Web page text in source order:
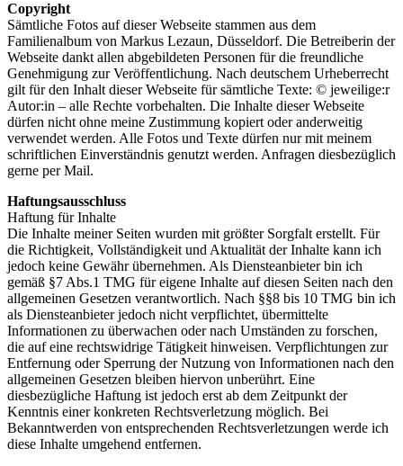
Copyright
Sämtliche Fotos auf dieser Webseite stammen aus dem
Familienalbum von Markus Lezaun, Düsseldorf. Die Betreiberin der
Webseite dankt allen abgebildeten Personen für die freundliche
Genehmigung zur Veröffentlichung. Nach deutschem Urheberrecht
gilt für den Inhalt dieser Webseite für sämtliche Texte: © jeweilige:r
Autor:in – alle Rechte vorbehalten. Die Inhalte dieser Webseite
dürfen nicht ohne meine Zustimmung kopiert oder anderweitig
verwendet werden. Alle Fotos und Texte dürfen nur mit meinem
schriftlichen Einverständnis genutzt werden. Anfragen diesbezüglich
gerne per Mail.
Haftungsausschluss
Haftung für Inhalte
Die Inhalte meiner Seiten wurden mit größter Sorgfalt erstellt. Für
die Richtigkeit, Vollständigkeit und Aktualität der Inhalte kann ich
jedoch keine Gewähr übernehmen. Als Diensteanbieter bin ich
gemäß §7 Abs.1 TMG für eigene Inhalte auf diesen Seiten nach den
allgemeinen Gesetzen verantwortlich. Nach §§8 bis 10 TMG bin ich
als Diensteanbieter jedoch nicht verpflichtet, übermittelte
Informationen zu überwachen oder nach Umständen zu forschen,
die auf eine rechtswidrige Tätigkeit hinweisen. Verpflichtungen zur
Entfernung oder Sperrung der Nutzung von Informationen nach den
allgemeinen Gesetzen bleiben hiervon unberührt. Eine
diesbezügliche Haftung ist jedoch erst ab dem Zeitpunkt der
Kenntnis einer konkreten Rechtsverletzung möglich. Bei
Bekanntwerden von entsprechenden Rechtsverletzungen werde ich
diese Inhalte umgehend entfernen.